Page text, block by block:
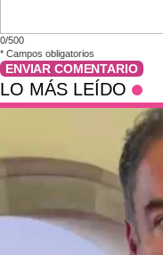
0/500
* Campos obligatorios
ENVIAR COMENTARIO
LO MÁS LEÍDO